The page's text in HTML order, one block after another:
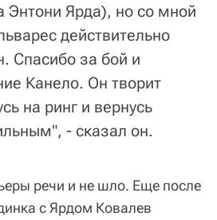
Энтони Ярда), но со мной
действительно
Спасибо за бой и
Канело. Он творит
на ринг и вернусь
- сказал он.
речи и не шло. Еще после
с Ярдом Ковалев